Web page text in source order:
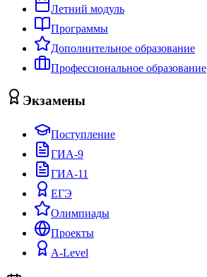
Летний модуль
Программы
Дополнительное образование
Профессиональное образование
Экзамены
Поступление
ГИА-9
ГИА-11
ЕГЭ
Олимпиады
Проекты
A-Level